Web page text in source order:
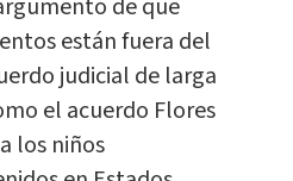
de que
están fuera del
judicial de larga
el acuerdo Flores
los niños